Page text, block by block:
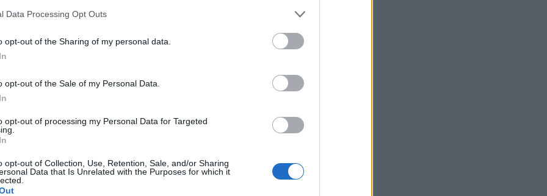
Data Processing Opt Outs
opt-out of the Sharing of my personal data.
opt-out of the Sale of my Personal Data.
opt-out of processing my Personal Data for Targeted
opt-out of Collection, Use, Retention, Sale, and/or Sharing
Data that Is Unrelated with the Purposes for which it
(ΣΕΔΕ) της ΕΕ καθορίζει την τιμή των
το ανώτατο όριο εκπομπών από ορισμένους
16 χρόνια έχει μειώσει με επιτυχία τις εκπομπές
τις ενεργοβόρες βιομηχανίες κατά 42,6%.
περισσότερο το συνολικό ανώτατο όριο εκπομπών